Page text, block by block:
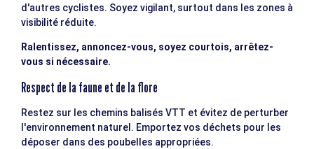
d'autres cyclistes. Soyez vigilant, surtout dans les zones à
visibilité réduite.
Ralentissez, annoncez-vous, soyez courtois, arrêtez-
vous si nécessaire.
Respect de la faune et de la flore
Restez sur les chemins balisés VTT et évitez de perturber
l'environnement naturel. Emportez vos déchets pour les
déposer dans des poubelles appropriées.